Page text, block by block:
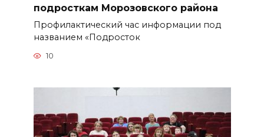
подросткам Морозовского района
Профилактический час информации под
названием «Подросток
10